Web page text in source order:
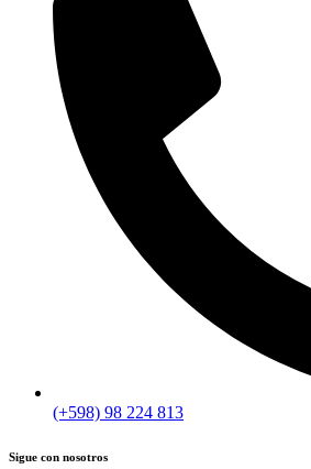
(+598) 98 224 813
Sigue con nosotros